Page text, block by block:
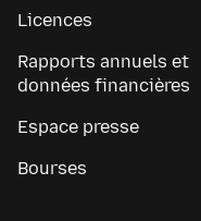
Licences
Rapports annuels et
données financières
Espace presse
Bourses